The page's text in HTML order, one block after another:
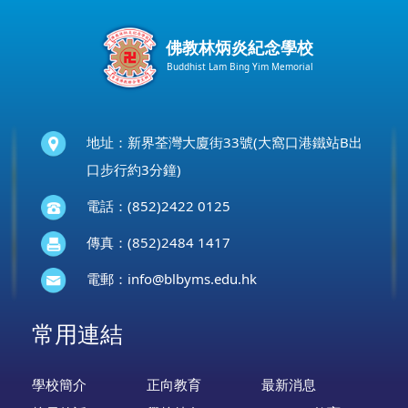
佛教林炳炎紀念學校
Buddhist Lam Bing Yim Memorial
地址：新界荃灣大廈街33號(大窩口港鐵站B出
口步行約3分鐘)
電話：(852)2422 0125
傳真：(852)2484 1417
電郵： info@blbyms.edu.hk
常用連結
學校簡介 正向教育
最新消息